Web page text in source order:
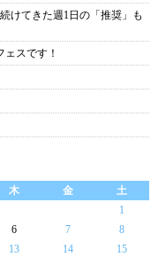
けてきた週1日の「推奨」も
スです！
木 金
土
1
6 7
8
13 14
15